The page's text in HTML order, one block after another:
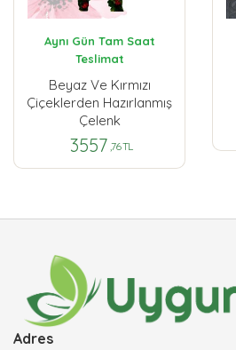
Aynı Gün Tam Saat
Teslimat
Beyaz Ve Kırmızı
Çiçeklerden Hazırlanmış
Çelenk
3557 ,76 TL
Adres